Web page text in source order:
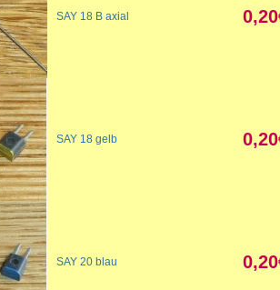
SAY 18 B axial
SAY 18 gelb
SAY 20 blau